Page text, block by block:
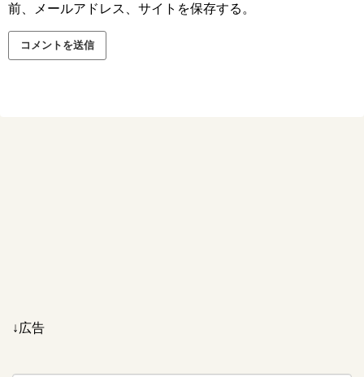
前、メールアドレス、サイトを保存する。
↓広告